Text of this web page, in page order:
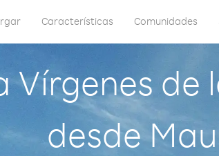
Características Comunidades
Vírgenes de
desde